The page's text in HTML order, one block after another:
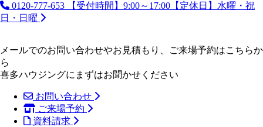
0120-777-653
【受付時間】9:00～17:00【定休日】水曜・祝
日・日曜
メールでのお問い合わせやお見積もり、ご来場予約はこちらか
ら
喜多ハウジングにまずはお聞かせください
お問い合わせ
ご来場予約
資料請求